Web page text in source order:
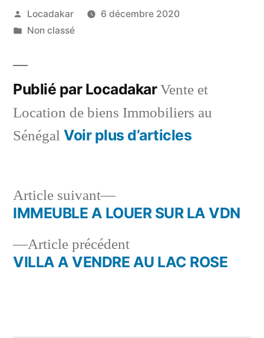
Publié
par
Locadakar
6 décembre 2020
Publié
Non classé
Publié par LocadakarVente et
Location de biens Immobiliers au
Sénégal Voir plus d’articles
Navigation
deArticle précédentArticle
précédent :
VILLA A VENDRE AU LAC ROSE
Article suivant
Article
suivant :
IMMEUBLE A LOUER SUR LA VDN